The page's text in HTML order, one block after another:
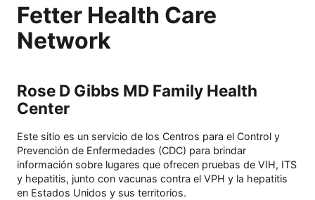
Fetter Health Care
Network
Rose D Gibbs MD Family Health
Center
Este sitio es un servicio de los Centros para el Control y
Prevención de Enfermedades (CDC) para brindar
información sobre lugares que ofrecen pruebas de VIH, ITS
y hepatitis, junto con vacunas contra el VPH y la hepatitis
en Estados Unidos y sus territorios.